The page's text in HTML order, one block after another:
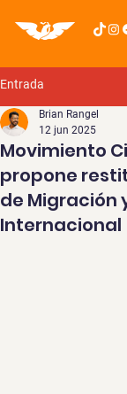
Entrada
Movimiento
propone
de Migración
Internacional
Brian Rangel
12 jun 2025